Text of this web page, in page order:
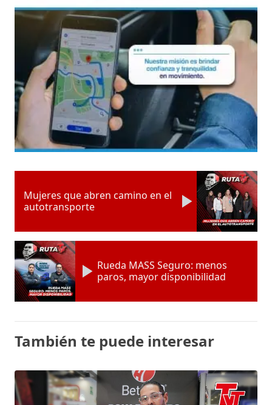
Mujeres que abren camino en el
autotransporte
Rueda MASS Seguro: menos
paros, mayor disponibilidad
También te puede interesar